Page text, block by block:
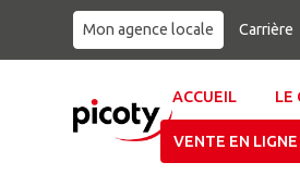
Mon agence locale Carrière
ACCUEIL LE
VENTE EN LIGNE